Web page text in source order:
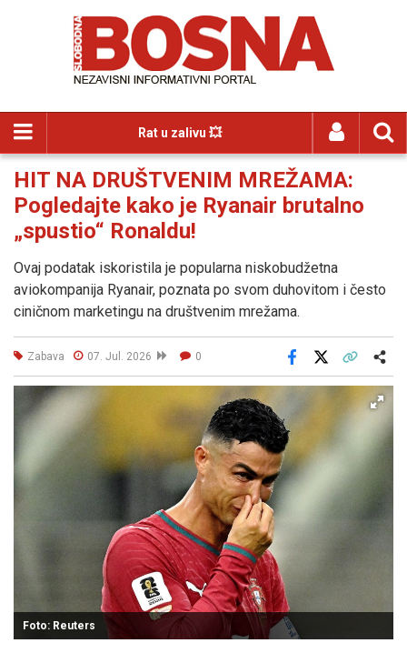
Rat u zalivu 💥
HIT NA DRUŠTVENIM MREŽAMA:
Pogledajte kako je Ryanair brutalno
„spustio“ Ronaldu!
Ovaj podatak iskoristila je popularna niskobudžetna
aviokompanija Ryanair, poznata po svom duhovitom i često
ciničnom marketingu na društvenim mrežama.
Zabava 07. Jul. 2026 0
Facebook
Foto: Reuters